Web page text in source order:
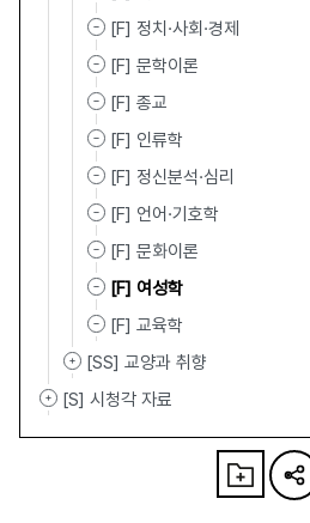
[F] 정치·사회·경제
[F] 문학이론
[F] 종교
[F] 인류학
[F] 정신분석·심리
[F] 언어·기호학
[F] 문화이론
[F] 여성학
[F] 교육학
[SS] 교양과 취향
[S] 시청각 자료